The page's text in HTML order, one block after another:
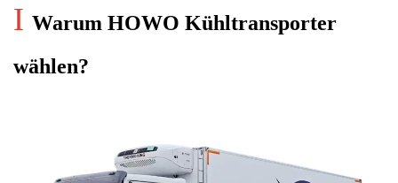
I Warum HOWO Kühltransporter
wählen?